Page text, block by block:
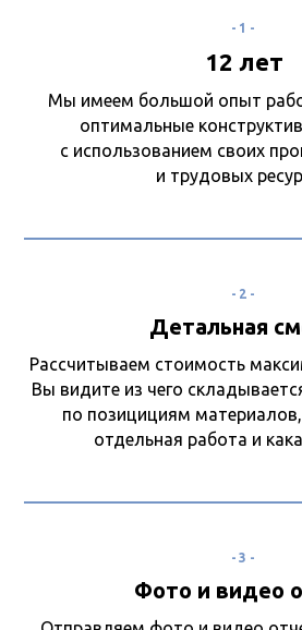
-1-
12 лет
Мы имеем большой опыт
оптимальные
с использованием своих
и трудовых
-2-
Детальная
Рассчитываем стоимость
Вы видите из чего
по позицициям
отдельная работа и
-3-
Фото и видео